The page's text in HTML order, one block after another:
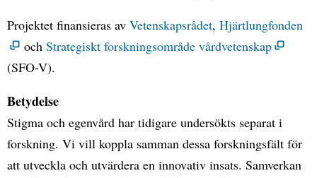
Projektet finansieras av Vetenskapsrådet, Hjärtlungfonden
och Strategiskt forskningsområde vårdvetenskap
(SFO-V).
Betydelse
Stigma och egenvård har tidigare undersökts separat i
forskning. Vi vill koppla samman dessa forskningsfält för
att utveckla och utvärdera en innovativ insats. Samverkan